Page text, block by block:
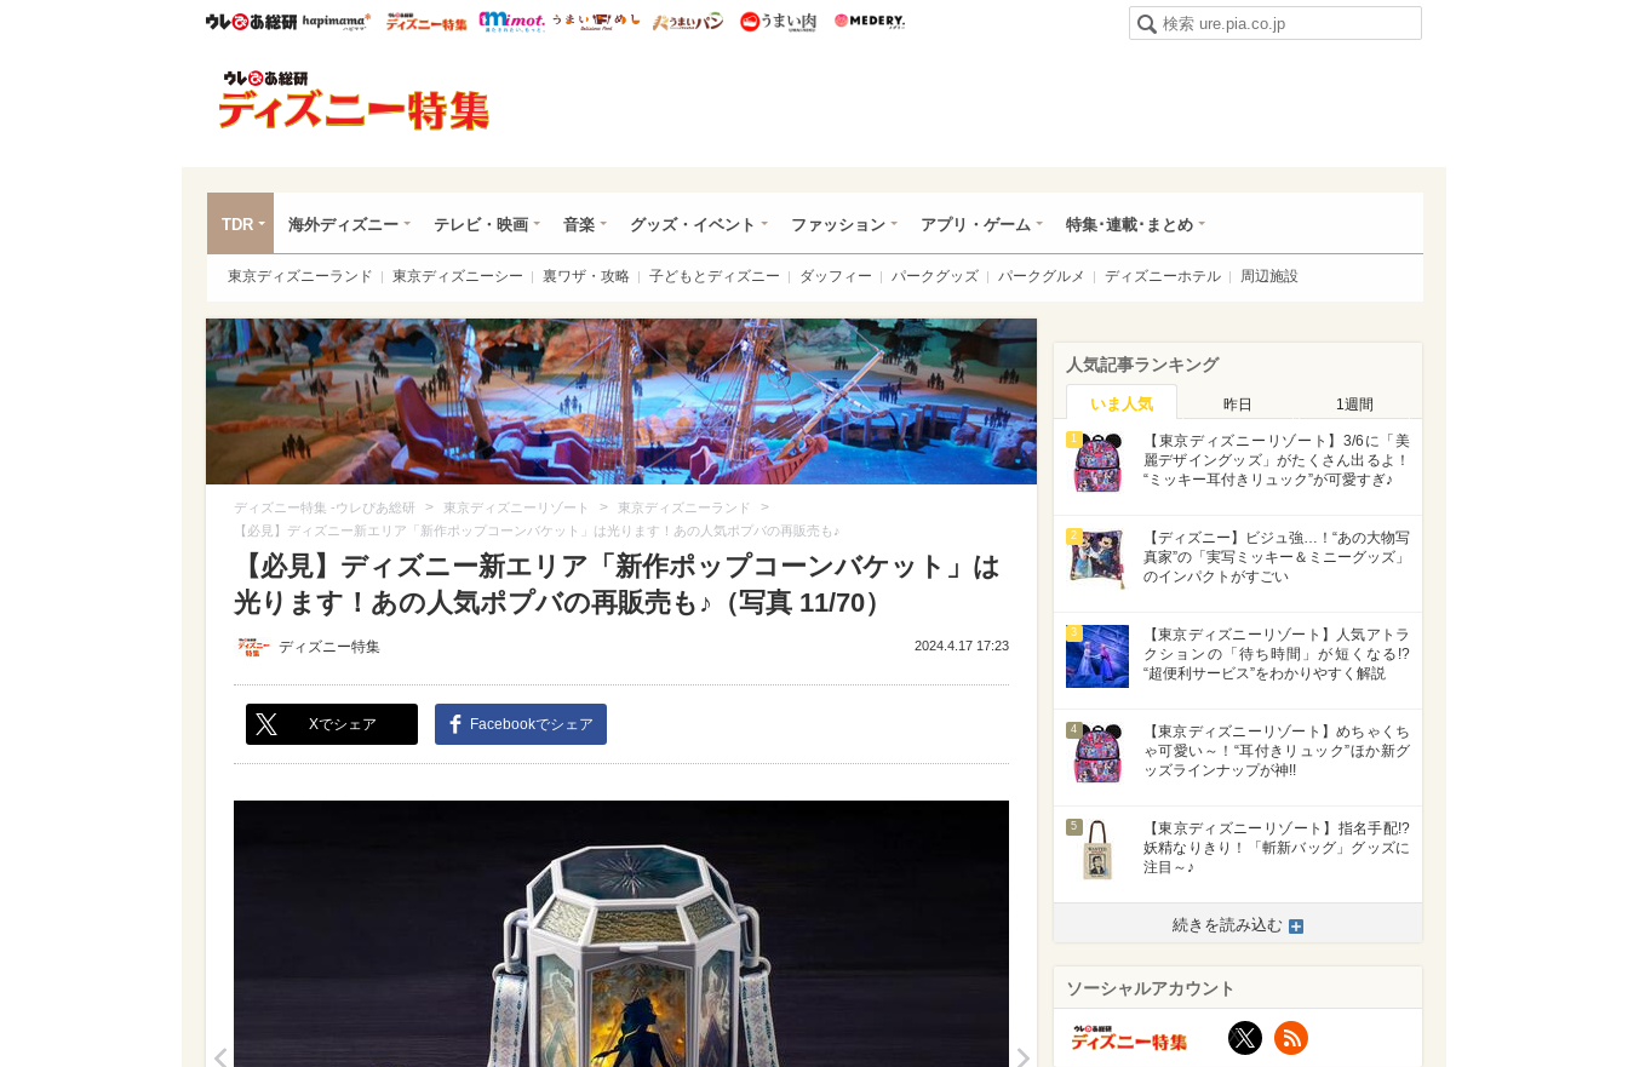
ウレぴあ総研ハピママ* ウレぴあ総研 ディズニー特集
mimot. うまいめし うまいパン うまい肉
TDR 海外ディズニー テレビ・映画 音楽 グッズ・イベント ファッション アプリ・ゲーム 特集･連載･まとめ
東京ディズニーランド 東京ディズニーシー 裏ワザ・攻略 子どもとディズニー ダッフィー パークグッズ パークグルメ ディズニーホテル 周辺施設
ディズニー特集 -ウレぴあ総研 > 東京ディズニーリゾート > 東京ディズニーランド >
【必見】ディズニー新エリア「新作ポップコーンバケット」は光ります！あの人気ポプバの再販売も♪
【必見】ディズニー新エリア「新作ポップコーンバケット」は
光ります！あの人気ポプバの再販売も♪（写真 11/70）
ディズニー特集 2024.4.17 17:23
Xでシェア Facebookでシェア
>
人気記事ランキング
いま人気 昨日 1週間
1
【東京ディズニーリゾート】3/6に「美
麗デザイングッズ」がたくさん出るよ！
“ミッキー耳付きリュック”が可愛すぎ♪
2
【ディズニー】ビジュ強…！“あの大物写
真家”の「実写ミッキー＆ミニーグッズ」
のインパクトがすごい
3
【東京ディズニーリゾート】人気アトラ
クションの「待ち時間」が短くなる!?
“超便利サービス”をわかりやすく解説
4
【東京ディズニーリゾート】めちゃくち
ゃ可愛い～！“耳付きリュック”ほか新グ
ッズラインナップが神!!
5
【東京ディズニーリゾート】指名手配!?
妖精なりきり！「斬新バッグ」グッズに
注目～♪
続きを読み込む
ソーシャルアカウント
X